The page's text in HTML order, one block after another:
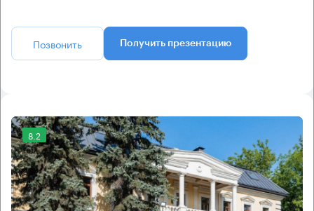
Позвонить Получить презентацию
8.2